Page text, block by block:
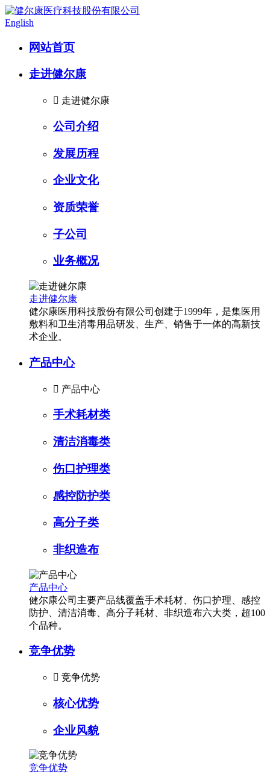
English
网站首页
走进健尔康
 走进健尔康
公司介绍
发展历程
企业文化
资质荣誉
子公司
业务概况
走进健尔康
健尔康医用科技股份有限公司创建于1999年，是集医用
敷料和卫生消毒用品研发、生产、销售于一体的高新技
术企业。
产品中心
 产品中心
手术耗材类
清洁消毒类
伤口护理类
感控防护类
高分子类
非织造布
产品中心
健尔康公司主要产品线覆盖手术耗材、伤口护理、感控
防护、清洁消毒、高分子耗材、非织造布六大类，超100
个品种。
竞争优势
 竞争优势
核心优势
企业风貌
竞争优势